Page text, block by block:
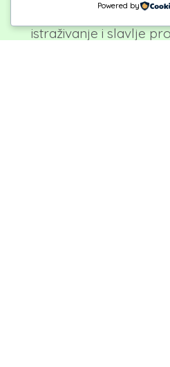
proljeća. Ova
istraživanje i slavlje
Powered by